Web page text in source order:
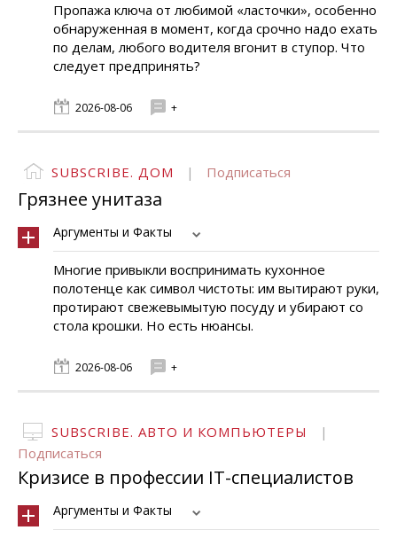
Пропажа ключа от любимой «ласточки», особенно
обнаруженная в момент, когда срочно надо ехать
по делам, любого водителя вгонит в ступор. Что
следует предпринять?
2026-08-06 +
SUBSCRIBE. ДОМ | Подписаться
Грязнее унитаза
Аргументы и Факты
Многие привыкли воспринимать кухонное
полотенце как символ чистоты: им вытирают руки,
протирают свежевымытую посуду и убирают со
стола крошки. Но есть нюансы.
2026-08-06 +
SUBSCRIBE. АВТО И КОМПЬЮТЕРЫ
|
Подписаться
Кризисе в профессии IT-специалистов
Аргументы и Факты